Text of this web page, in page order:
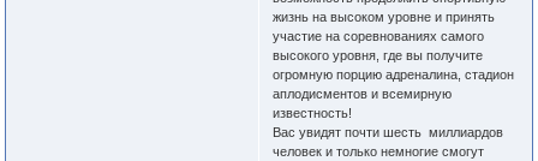
жизнь на высоком уровне и принять
участие на соревнованиях самого
высокого уровня, где вы получите
огромную порцию адреналина, стадион
аплодисментов и всемирную
известность!
Вас увидят почти шесть миллиардов
человек и только немногие смогут